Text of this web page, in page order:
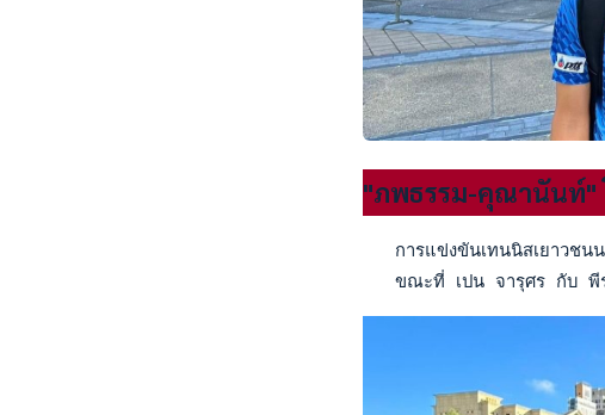
"ภพธรรม-คุณานันท์"
การแข่งขันเทนนิสเยาวชน
ขณะที่ เปน จารุศร กับ พี